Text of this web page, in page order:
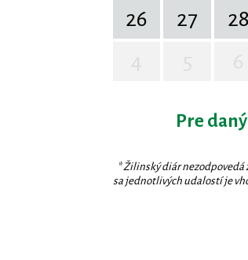
26
27 28
Pre
* Žilinský diár
sa jednotlivých udalostí je